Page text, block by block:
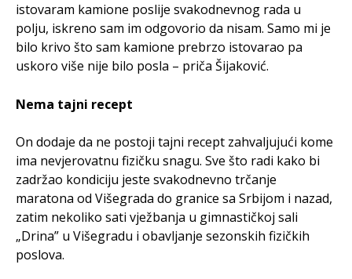
istovaram kamione poslije svakodnevnog rada u
polju, iskreno sam im odgovorio da nisam. Samo mi je
bilo krivo što sam kamione prebrzo istovarao pa
uskoro više nije bilo posla – priča Šijaković.
Nema tajni recept
On dodaje da ne postoji tajni recept zahvaljujući kome
ima nevjerovatnu fizičku snagu. Sve što radi kako bi
zadržao kondiciju jeste svakodnevno trčanje
maratona od Višegrada do granice sa Srbijom i nazad,
zatim nekoliko sati vježbanja u gimnastičkoj sali
„Drina” u Višegradu i obavljanje sezonskih fizičkih
poslova.